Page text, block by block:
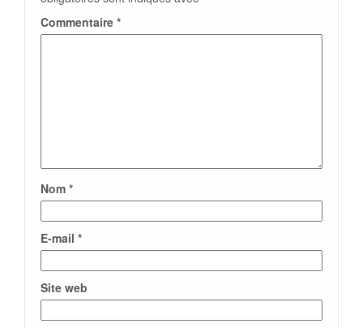
Commentaire *
Nom *
E-mail *
Site web